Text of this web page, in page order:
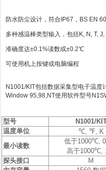
防水防尘设计，符合IP67，BS EN
多种感温棒类型输入，包括K, N, T, J,
准确度达±0.1%读数或±0.2℃
可使用机上按键或电脑编程
N1001/KIT包括数据采集型电子温
Window 95,98,NT使用软件型号
型号
N1001/
温度单位
℃, ℉, K
最小读数
低于1000℃,
高于1000℃,
探头接口
M